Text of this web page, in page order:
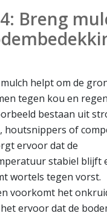
Breng
helpt om de
tegen kou en
bestaan uit
houtsnippers of
ervoor dat de
stabiel blijft
wortels tegen vorst.
voorkomt het
ervoor dat de